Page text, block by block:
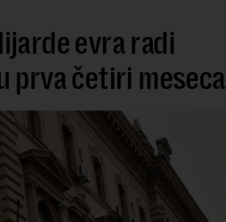
evra radi
prva četiri meseca